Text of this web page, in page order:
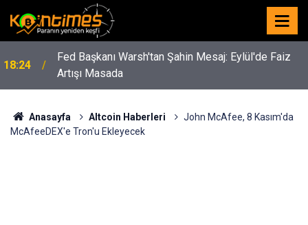
18:24
Fed Başkanı Warsh'tan Şahin Mesaj: Eylül'de Faiz
Artışı Masada
Anasayfa Altcoin Haberleri
John McAfee, 8 Kasım'da
McAfeeDEX'e Tron'u Ekleyecek